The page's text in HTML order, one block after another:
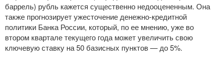
баррель) рубль кажется существенно недооцененным. Она
также прогнозирует ужесточение денежно-кредитной
политики Банка России, который, по ее мнению, уже во
втором квартале текущего года может увеличить свою
ключевую ставку на 50 базисных пунктов — до 5%.